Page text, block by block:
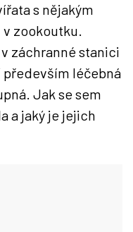
s nějakým
zookoutku.
záchranné stanici
léčebná
Jak se sem
a jaký je jejich